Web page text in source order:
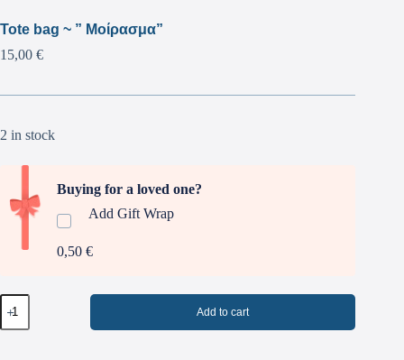
Tote bag ~ ” Μοίρασμα”
15,00 €
2 in stock
Buying for a loved one?
Add Gift Wrap
0,50 €
Add to cart